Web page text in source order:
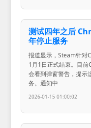
测试四年之后
年停止服务
报道显示，Steam针对
1月1日正式结束。目
会看到弹窗警告，提示
务。通知中
2026-01-15 01:00:02